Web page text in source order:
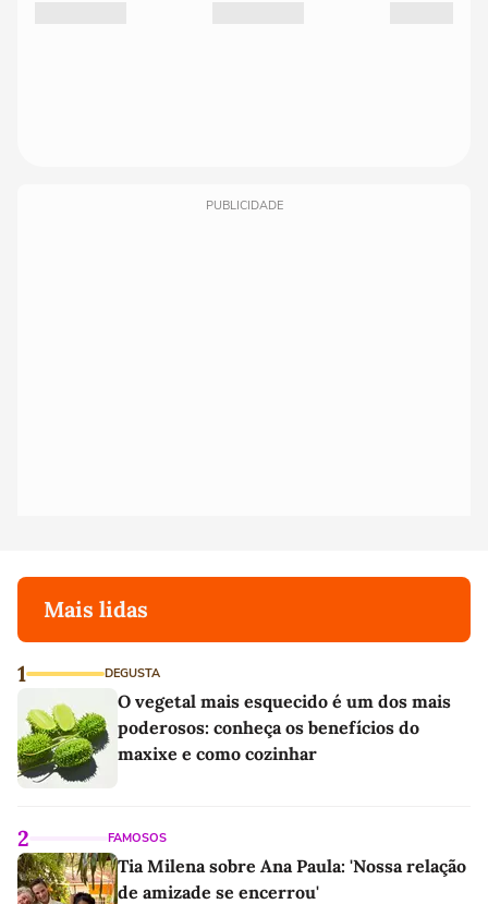
PUBLICIDADE
Mais lidas
1 DEGUSTA
O vegetal mais esquecido é um dos mais
poderosos: conheça os benefícios do
maxixe e como cozinhar
2 FAMOSOS
Tia Milena sobre Ana Paula: 'Nossa relação
de amizade se encerrou'